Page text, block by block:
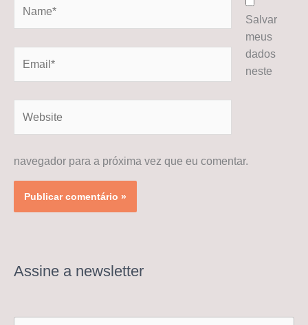
Salvar
meus
dados
neste
navegador para a próxima vez que eu comentar.
Assine a newsletter